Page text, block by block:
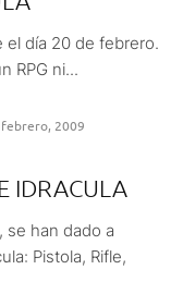
el día 20 de febrero.
RPG ni...
2009
IDRACULA
se han dado a
Pistola, Rifle,